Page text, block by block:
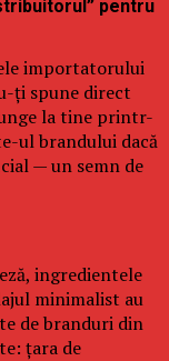
pentru
importatorului
ți spune direct
la tine printr-
ul brandului dacă
— un semn de
ingredientele
minimalist au
de branduri din
țara de